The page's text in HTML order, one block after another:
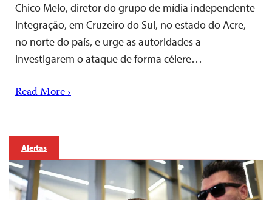
Chico Melo, diretor do grupo de mídia independente
Integração, em Cruzeiro do Sul, no estado do Acre,
no norte do país, e urge as autoridades a
investigarem o ataque de forma célere…
Read More ›
Alertas